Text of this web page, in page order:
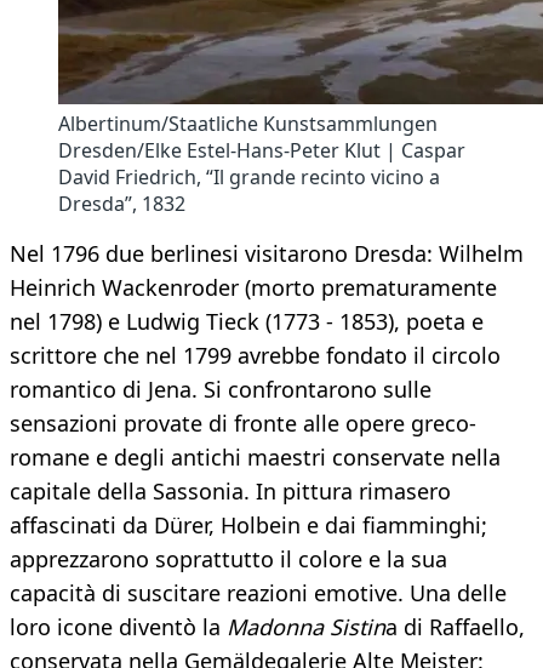
Albertinum/Staatliche Kunstsammlungen
Dresden/Elke Estel-Hans-Peter Klut | Caspar
David Friedrich, “Il grande recinto vicino a
Dresda”, 1832
Nel 1796 due berlinesi visitarono Dresda: Wilhelm
Heinrich Wackenroder (morto prematuramente
nel 1798) e Ludwig Tieck (1773 - 1853), poeta e
scrittore che nel 1799 avrebbe fondato il circolo
romantico di Jena. Si confrontarono sulle
sensazioni provate di fronte alle opere greco-
romane e degli antichi maestri conservate nella
capitale della Sassonia. In pittura rimasero
affascinati da Dürer, Holbein e dai fiamminghi;
apprezzarono soprattutto il colore e la sua
capacità di suscitare reazioni emotive. Una delle
loro icone diventò la Madonna Sistina di Raffaello,
conservata nella Gemäldegalerie Alte Meister: